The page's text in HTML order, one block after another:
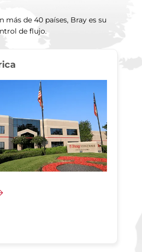
más de 40 países, Bray es su
de flujo.